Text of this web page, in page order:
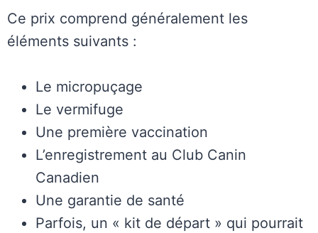
Ce prix comprend généralement les
éléments suivants :
Le micropuçage
Le vermifuge
Une première vaccination
L’enregistrement au Club Canin
Canadien
Une garantie de santé
Parfois, un « kit de départ » qui pourrait